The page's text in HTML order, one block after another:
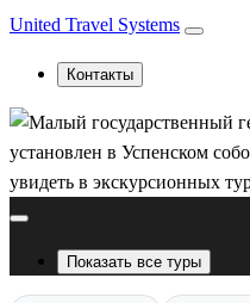
United Travel Systems
Контакты
Показать все туры